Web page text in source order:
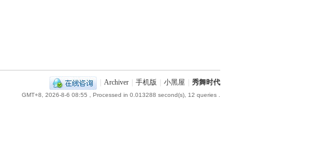
Archiver 手机版 小黑屋 秀舞时代
GMT+8, 2026-8-6 08:55 , Processed in 0.013288 second(s), 12 queries .